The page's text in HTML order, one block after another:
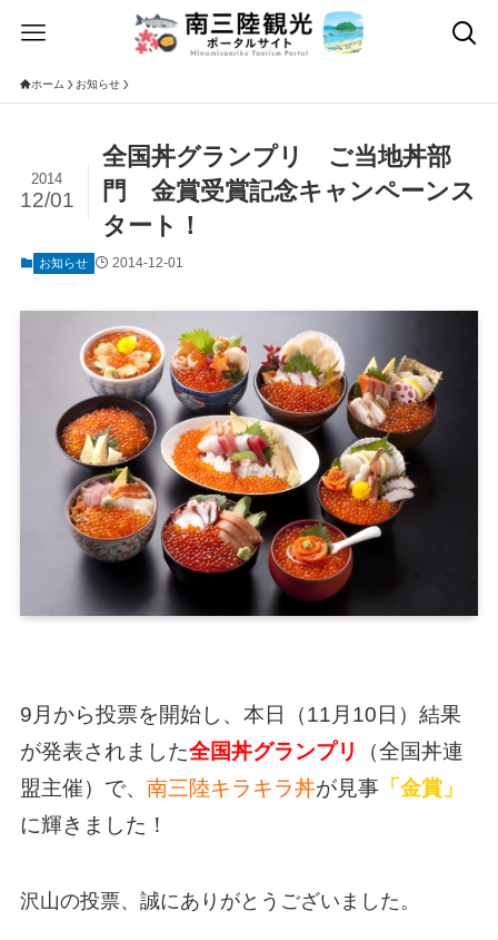
ホーム お知らせ
全国丼グランプリ ご当地丼部
門 金賞受賞記念キャンペーンス
タート！
2014
12/01
お知らせ 2014-12-01
9月から投票を開始し、本日（11月10日）結果
が発表されました全国丼グランプリ
（全国丼連
盟主催）で、 南三陸キラキラ丼が見事「金賞」
に輝きました！
沢山の投票、誠にありがとうございました。